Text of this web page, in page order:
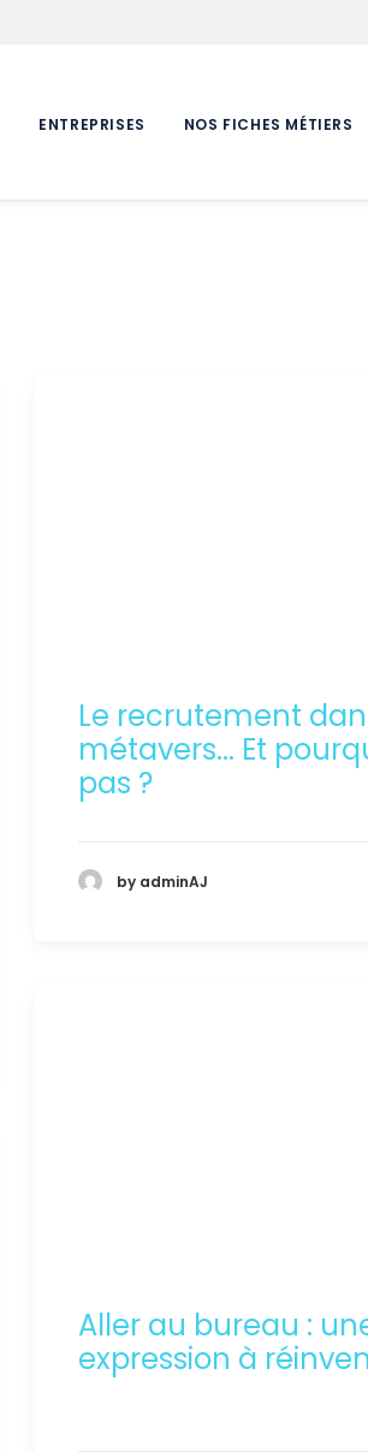
ENTREPRISES NOS FICHES MÉTIERS
Le recrutement
métavers... Et
pas ?
by adminAJ
Aller au bureau :
expression à